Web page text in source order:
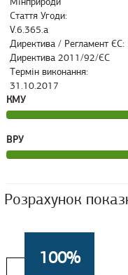
Стаття Угоди:
V.6.365.a
Директива / Регламент ЄС:
Директива 2011/92/ЄС
Термін виконання:
31.10.2017
КМУ
ВРУ
Розрахунок
100%